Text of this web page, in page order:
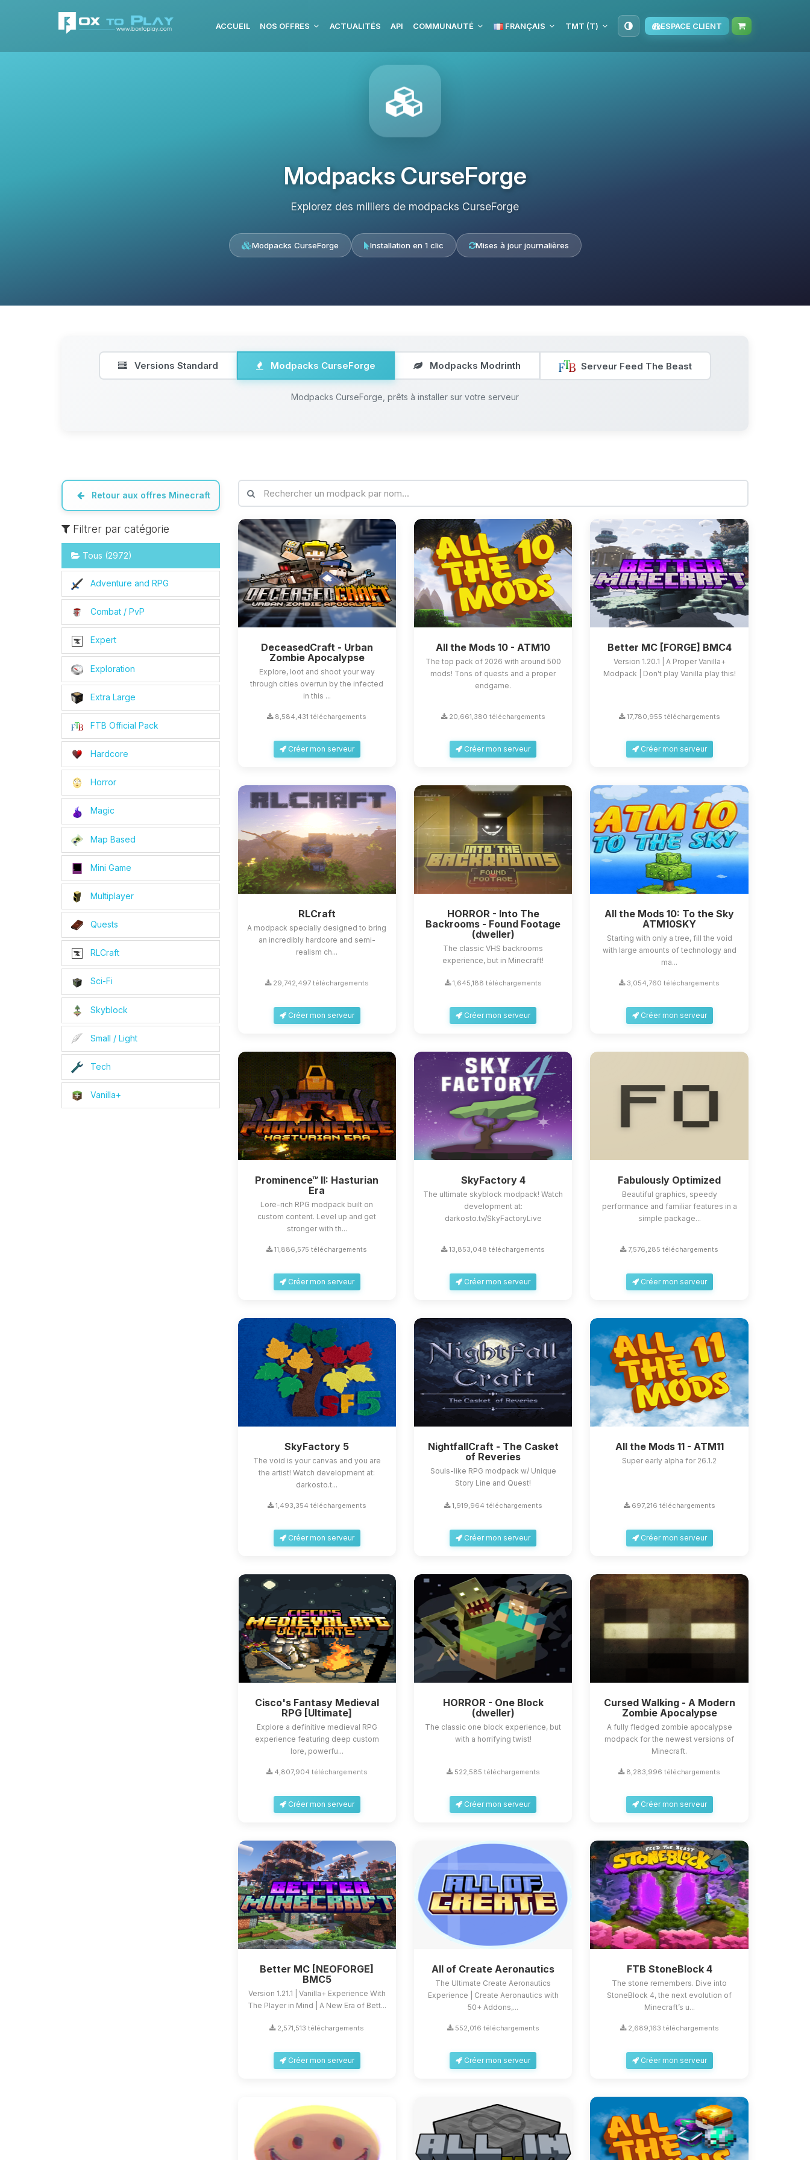
ACCUEIL NOS OFFRES ACTUALITÉS API COMMUNAUTÉ FRANÇAIS TMT (T‏) ESPACE CLIENT
Modpacks CurseForge
Explorez des milliers de modpacks CurseForge
Modpacks CurseForge Installation en 1 clic Mises à jour journalières
Versions Standard Modpacks CurseForge Modpacks Modrinth Serveur Feed The Beast
Modpacks CurseForge, prêts à installer sur votre serveur
Retour aux offres Minecraft
Filtrer par catégorie
Tous (2972)
Adventure and RPG
Combat / PvP
Expert
Exploration
Extra Large
FTB Official Pack
Hardcore
Horror
Magic
Map Based
Mini Game
Multiplayer
Quests
RLCraft
Sci-Fi
Skyblock
Small / Light
Tech
Vanilla+
DeceasedCraft - Urban
Zombie Apocalypse
Explore, loot and shoot your way
through cities overrun by the infected
in this ...
8,584,431 téléchargements
Créer mon serveur
All the Mods 10 - ATM10
The top pack of 2026 with around 500
mods! Tons of quests and a proper
endgame.
20,661,380 téléchargements
Créer mon serveur
Better MC [FORGE] BMC4
Version 1.20.1 | A Proper Vanilla+
Modpack | Don't play Vanilla play this!
17,780,955 téléchargements
Créer mon serveur
RLCraft
A modpack specially designed to bring
an incredibly hardcore and semi-
realism ch...
29,742,497 téléchargements
Créer mon serveur
HORROR - Into The
Backrooms - Found Footage
(dweller)
The classic VHS backrooms
experience, but in Minecraft!
1,645,188 téléchargements
Créer mon serveur
All the Mods 10: To the Sky
ATM10SKY
Starting with only a tree, fill the void
with large amounts of technology and
ma...
3,054,760 téléchargements
Créer mon serveur
Prominence™ II: Hasturian
Era
Lore-rich RPG modpack built on
custom content. Level up and get
stronger with th...
11,886,575 téléchargements
Créer mon serveur
SkyFactory 4
The ultimate skyblock modpack! Watch
development at:
darkosto.tv/SkyFactoryLive
13,853,048 téléchargements
Créer mon serveur
Fabulously Optimized
Beautiful graphics, speedy
performance and familiar features in a
simple package...
7,576,285 téléchargements
Créer mon serveur
SkyFactory 5
The void is your canvas and you are
the artist! Watch development at:
darkosto.t...
1,493,354 téléchargements
Créer mon serveur
NightfallCraft - The Casket
of Reveries
Souls-like RPG modpack w/ Unique
Story Line and Quest!
1,919,964 téléchargements
Créer mon serveur
All the Mods 11 - ATM11
Super early alpha for 26.1.2
697,216 téléchargements
Créer mon serveur
Cisco's Fantasy Medieval
RPG [Ultimate]
Explore a definitive medieval RPG
experience featuring deep custom
lore, powerfu...
4,807,904 téléchargements
Créer mon serveur
HORROR - One Block
(dweller)
The classic one block experience, but
with a horrifying twist!
522,585 téléchargements
Créer mon serveur
Cursed Walking - A Modern
Zombie Apocalypse
A fully fledged zombie apocalypse
modpack for the newest versions of
Minecraft.
8,283,996 téléchargements
Créer mon serveur
Better MC [NEOFORGE]
BMC5
Version 1.21.1 | Vanilla+ Experience With
The Player in Mind | A New Era of Bett...
2,571,513 téléchargements
Créer mon serveur
All of Create Aeronautics
The Ultimate Create Aeronautics
Experience | Create Aeronautics with
50+ Addons,...
552,016 téléchargements
Créer mon serveur
FTB StoneBlock 4
The stone remembers. Dive into
StoneBlock 4, the next evolution of
Minecraft’s u...
2,689,163 téléchargements
Créer mon serveur